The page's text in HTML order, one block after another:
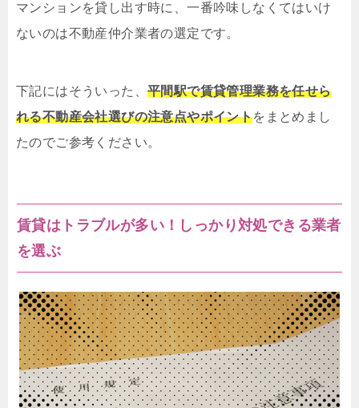
マンションを貸し出す時に、一番吟味しなくてはいけ
ないのは不動産仲介業者の選定です。
下記にはそういった、 平間駅で賃貸管理業務を任せら
れる不動産会社選びの注意点やポイントをまとめまし
たのでご参考ください。
賃貸はトラブルが多い！しっかり対処できる業者
を選ぶ